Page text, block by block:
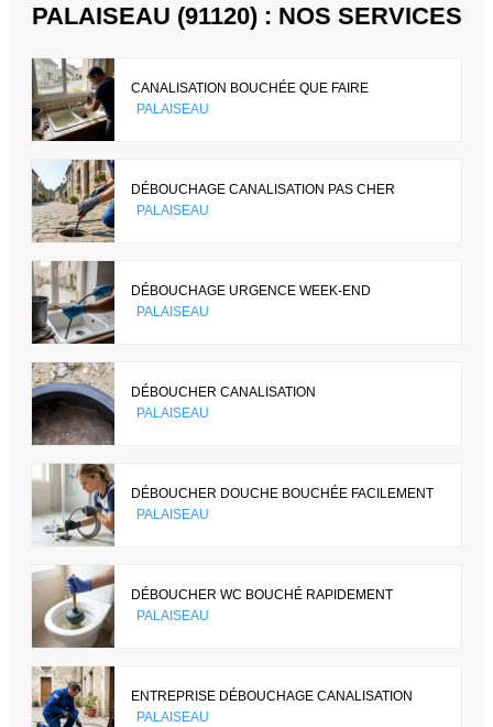
PALAISEAU (91120) : NOS SERVICES
CANALISATION BOUCHÉE QUE FAIRE
PALAISEAU
DÉBOUCHAGE CANALISATION PAS CHER
PALAISEAU
DÉBOUCHAGE URGENCE WEEK-END
PALAISEAU
DÉBOUCHER CANALISATION
PALAISEAU
DÉBOUCHER DOUCHE BOUCHÉE FACILEMENT
PALAISEAU
DÉBOUCHER WC BOUCHÉ RAPIDEMENT
PALAISEAU
ENTREPRISE DÉBOUCHAGE CANALISATION
PALAISEAU